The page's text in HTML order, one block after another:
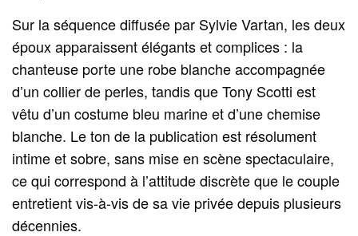
Sur la séquence diffusée par Sylvie Vartan, les deux
époux apparaissent élégants et complices : la
chanteuse porte une robe blanche accompagnée
d’un collier de perles, tandis que Tony Scotti est
vêtu d’un costume bleu marine et d’une chemise
blanche. Le ton de la publication est résolument
intime et sobre, sans mise en scène spectaculaire,
ce qui correspond à l’attitude discrète que le couple
entretient vis-à-vis de sa vie privée depuis plusieurs
décennies.